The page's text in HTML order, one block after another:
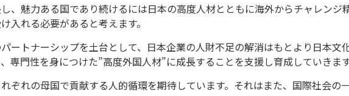
、魅力ある国であり続けるには日本の高度人材とともに海外からチャレンジ
入れる必要があると考えます。
ートナーシップを土台として、日本企業の人財不足の解消はもとより日本文
門性を身につけた”高度外国人材”に成長することを支援し育成していきます
ぞれの母国で貢献する人的循環を期待しています。それはまた、国際社会の